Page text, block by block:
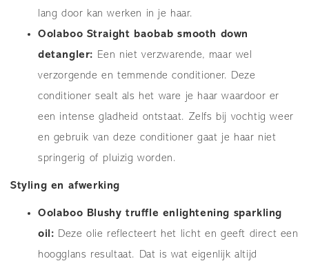
lang door kan werken in je haar.
Oolaboo Straight baobab smooth down
detangler: Een niet verzwarende, maar wel
verzorgende en temmende conditioner. Deze
conditioner sealt als het ware je haar waardoor er
een intense gladheid ontstaat. Zelfs bij vochtig weer
en gebruik van deze conditioner gaat je haar niet
springerig of pluizig worden.
Styling en afwerking
Oolaboo Blushy truffle enlightening sparkling
oil: Deze olie reflecteert het licht en geeft direct een
hoogglans resultaat. Dat is wat eigenlijk altijd